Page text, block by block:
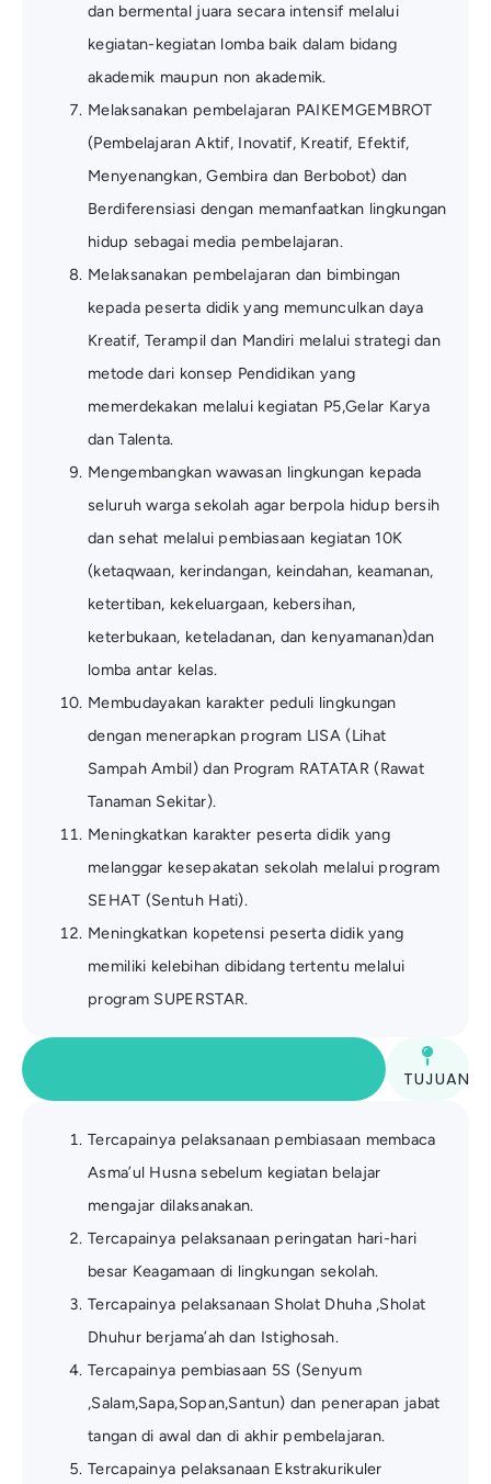
dan bermental juara secara intensif melalui
kegiatan-kegiatan lomba baik dalam bidang
akademik maupun non akademik.
Melaksanakan pembelajaran PAIKEMGEMBROT
(Pembelajaran Aktif, Inovatif, Kreatif, Efektif,
Menyenangkan, Gembira dan Berbobot) dan
Berdiferensiasi dengan memanfaatkan lingkungan
hidup sebagai media pembelajaran.
Melaksanakan pembelajaran dan bimbingan
kepada peserta didik yang memunculkan daya
Kreatif, Terampil dan Mandiri melalui strategi dan
metode dari konsep Pendidikan yang
memerdekakan melalui kegiatan P5,Gelar Karya
dan Talenta.
Mengembangkan wawasan lingkungan kepada
seluruh warga sekolah agar berpola hidup bersih
dan sehat melalui pembiasaan kegiatan 10K
(ketaqwaan, kerindangan, keindahan, keamanan,
ketertiban, kekeluargaan, kebersihan,
keterbukaan, keteladanan, dan kenyamanan)dan
lomba antar kelas.
Membudayakan karakter peduli lingkungan
dengan menerapkan program LISA (Lihat
Sampah Ambil) dan Program RATATAR (Rawat
Tanaman Sekitar).
Meningkatkan karakter peserta didik yang
melanggar kesepakatan sekolah melalui program
SEHAT (Sentuh Hati).
Meningkatkan kopetensi peserta didik yang
memiliki kelebihan dibidang tertentu melalui
program SUPERSTAR.
TUJUAN
Tercapainya pelaksanaan pembiasaan membaca
Asma’ul Husna sebelum kegiatan belajar
mengajar dilaksanakan.
Tercapainya pelaksanaan peringatan hari-hari
besar Keagamaan di lingkungan sekolah.
Tercapainya pelaksanaan Sholat Dhuha ,Sholat
Dhuhur berjama’ah dan Istighosah.
Tercapainya pembiasaan 5S (Senyum
,Salam,Sapa,Sopan,Santun) dan penerapan jabat
tangan di awal dan di akhir pembelajaran.
Tercapainya pelaksanaan Ekstrakurikuler